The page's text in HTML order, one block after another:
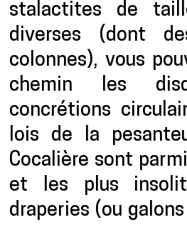
stalactites de
diverses (dont
colonnes), vous
chemin les
concrétions
lois de la
Cocalière sont
et les plus
draperies (ou